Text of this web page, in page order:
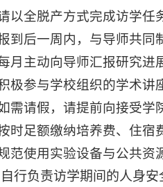
以全脱产方式完成访学任
到后一周内，与导师共同
月主动向导师汇报研究进
极参与学校组织的学术讲
需请假，请提前向接受学
时足额缴纳培养费、住宿
范使用实验设备与公共资
自行负责访学期间的人身安